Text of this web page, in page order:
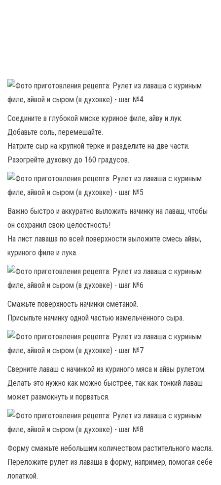
Соедините в глубокой миске куриное филе, айву и лук.
Добавьте соль, перемешайте.
Натрите сыр на крупной тёрке и разделите на две части.
Разогрейте духовку до 160 градусов.
Важно быстро и аккуратно выложить начинку на лаваш, чтобы
он сохранил свою целостность!
На лист лаваша по всей поверхности выложите смесь айвы,
куриного филе и лука.
Смажьте поверхность начинки сметаной.
Присыпьте начинку одной частью измельчённого сыра.
Сверните лаваш с начинкой из куриного мяса и айвы рулетом.
Делать это нужно как можно быстрее, так как тонкий лаваш
может размокнуть и порваться.
Форму смажьте небольшим количеством растительного масла.
Переложите рулет из лаваша в форму, например, помогая себе
лопаткой.